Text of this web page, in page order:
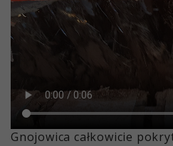
Gnojowica całkowicie